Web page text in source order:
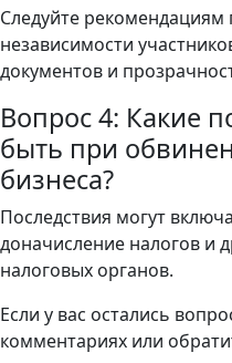
Следуйте
независимости
документов и
Вопрос 4: Какие
быть при
бизнеса?
Последствия могут
доначисление налогов и
налоговых органов.
Если у вас остались
комментариях или